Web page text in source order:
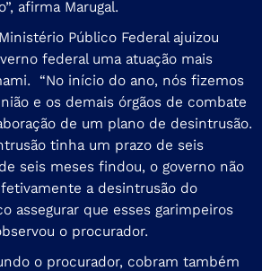
afirma Marugal.
Público Federal ajuizou
federal uma atuação mais
“No início do ano, nós fizemos
e os demais órgãos de combate
de um plano de desintrusão.
tinha um prazo de seis
seis meses findou, o governo não
a desintrusão do
assegurar que esses garimpeiros
o procurador.
o procurador, cobram também